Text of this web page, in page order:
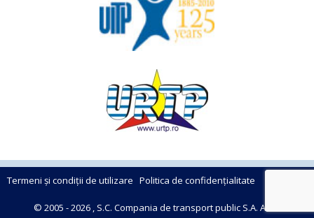
Termeni și condiții de utilizare Politica de confidențialitate
© 2005 - 2026 , S.C. Compania de transport public S.A. Arad